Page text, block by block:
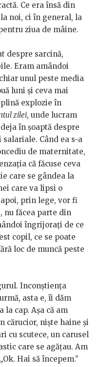
Ce era însă din
noi, ci în general, la
ziua de mâine.
despre sarcină,
Eram amândoi
unul peste media
luni și ceva mai
explozie în
zilei, unde lucram
în șoaptă despre
Când ea s-a
de maternitate,
că făcuse ceva
care se gândea la
care va lipsi o
prin lege, vor fi
nu făcea parte din
îngrijorați de ce
copil, ce se poate
loc de muncă peste
Inconștiența
asta e, îi dăm
la cap. Așa că am
cărucior, niște haine și
cu scutece, un carusel
care se agățau. Am
Hai să începem.”